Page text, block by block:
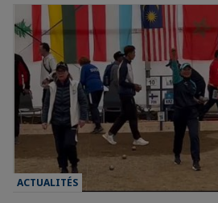
ACTUALITÉS